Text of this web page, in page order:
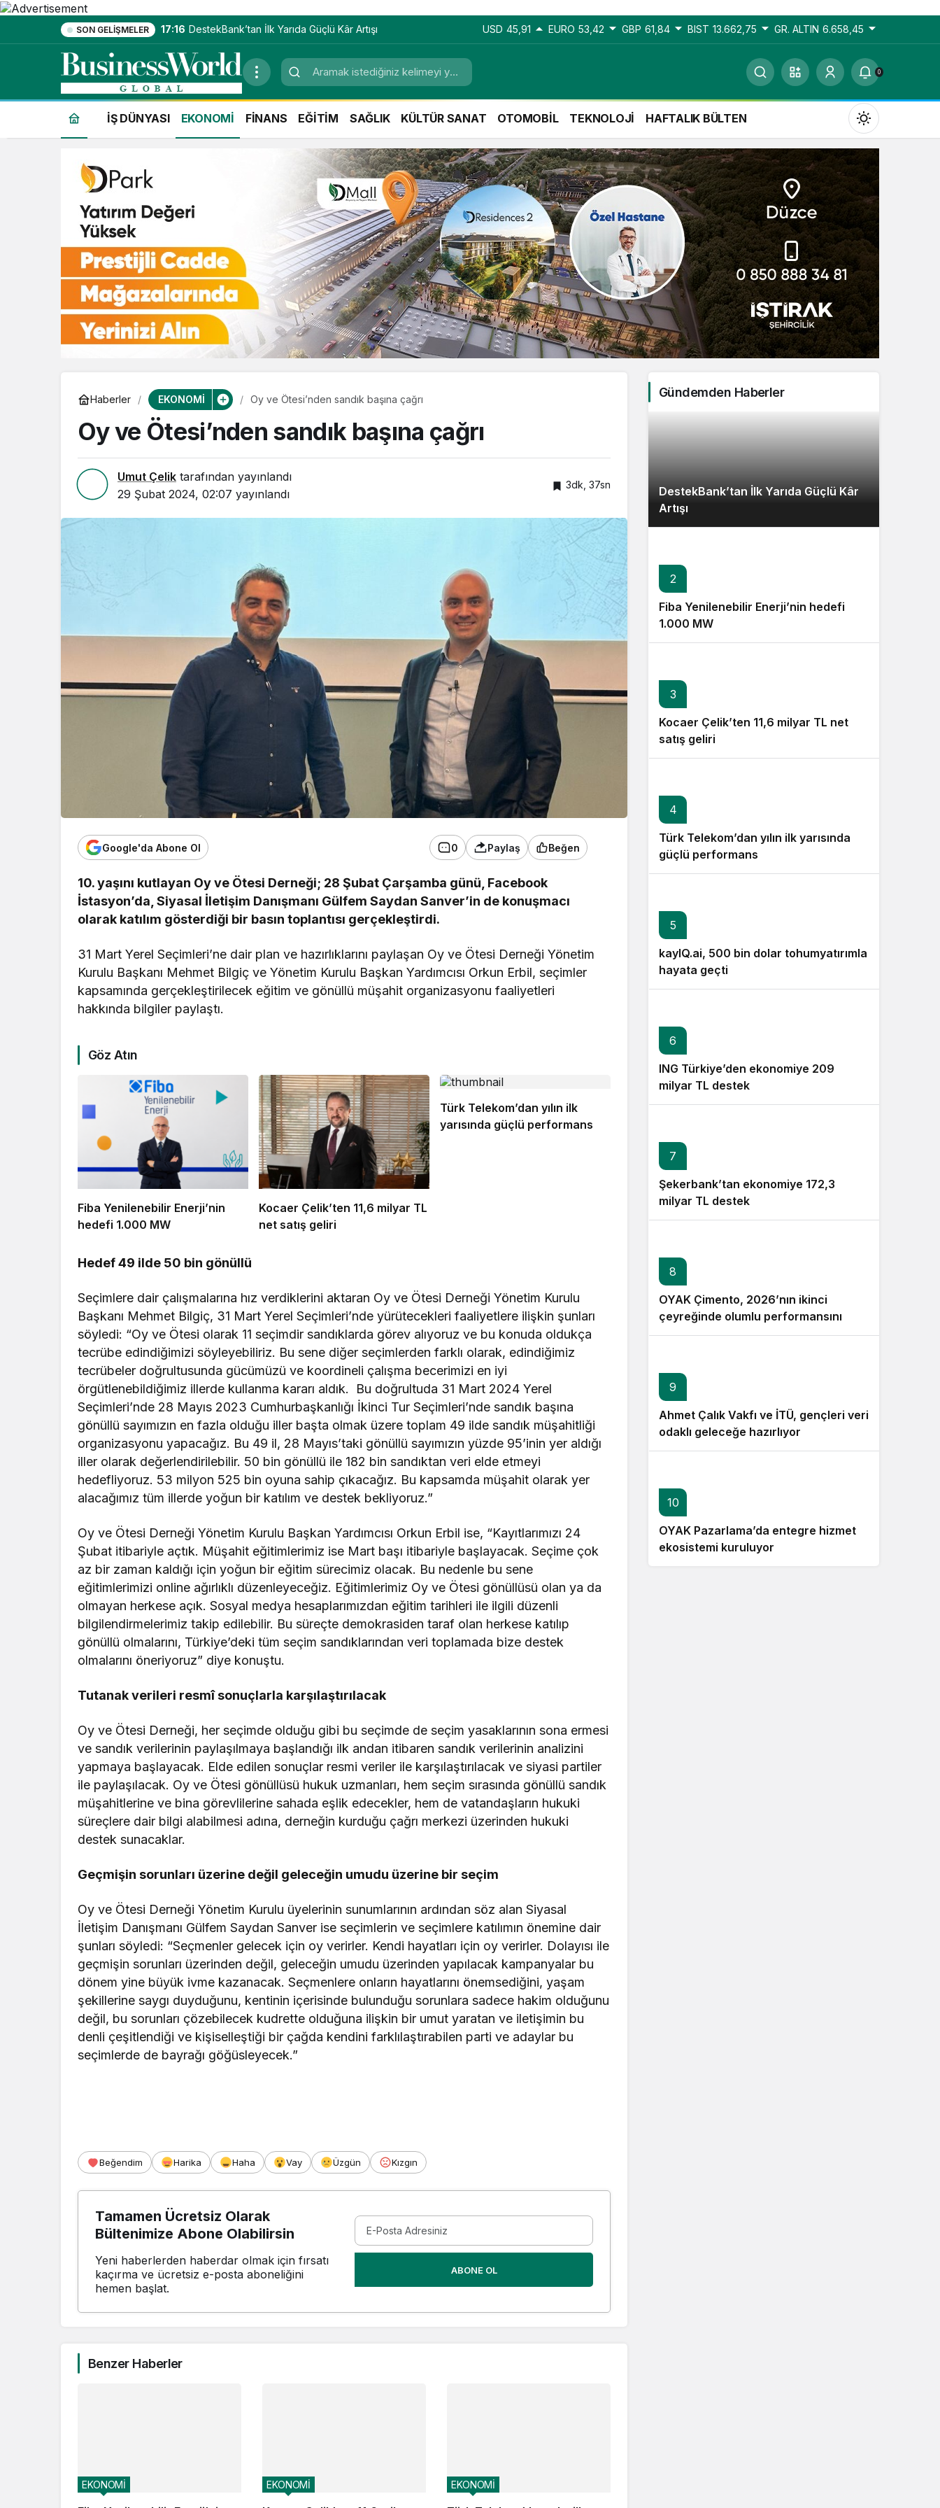
SON GELIŞMELER 17:16 DestekBank’tan İlk Yarıda Güçlü Kâr Artışı USD 45,91 EURO 53,42 GBP 61,84 BIST 13.662,75 GR. ALTIN 6.658,45
0
İŞ DÜNYASI EKONOMİ FİNANS EĞİTİM SAĞLIK KÜLTÜR SANAT OTOMOBİL TEKNOLOJİ HAFTALIK BÜLTEN
Gündüz Modu
Gündüz modunu seçin.
Gece Modu
Gece modunu seçin.
Sistem Modu
Sistem modunu seçin.
Haberler EKONOMİ Oy ve Ötesi’nden sandık başına çağrı
Oy ve Ötesi’nden sandık başına çağrı
Umut Çelik tarafından yayınlandı
29 Şubat 2024, 02:07 yayınlandı
3dk, 37sn
Google'da Abone Ol 0 Paylaş Beğen
10. yaşını kutlayan Oy ve Ötesi Derneği; 28 Şubat Çarşamba günü, Facebook
İstasyon’da, Siyasal İletişim Danışmanı Gülfem Saydan Sanver’in de konuşmacı
olarak katılım gösterdiği bir basın toplantısı gerçekleştirdi.
31 Mart Yerel Seçimleri’ne dair plan ve hazırlıklarını paylaşan Oy ve Ötesi Derneği Yönetim
Kurulu Başkanı Mehmet Bilgiç ve Yönetim Kurulu Başkan Yardımcısı Orkun Erbil, seçimler
kapsamında gerçekleştirilecek eğitim ve gönüllü müşahit organizasyonu faaliyetleri
hakkında bilgiler paylaştı.
Göz Atın
Fiba Yenilenebilir Enerji’nin
hedefi 1.000 MW
Kocaer Çelik’ten 11,6 milyar TL
net satış geliri
Türk Telekom’dan yılın ilk
yarısında güçlü performans
Hedef 49 ilde 50 bin gönüllü
Seçimlere dair çalışmalarına hız verdiklerini aktaran Oy ve Ötesi Derneği Yönetim Kurulu
Başkanı Mehmet Bilgiç, 31 Mart Yerel Seçimleri’nde yürütecekleri faaliyetlere ilişkin şunları
söyledi: “Oy ve Ötesi olarak 11 seçimdir sandıklarda görev alıyoruz ve bu konuda oldukça
tecrübe edindiğimizi söyleyebiliriz. Bu sene diğer seçimlerden farklı olarak, edindiğimiz
tecrübeler doğrultusunda gücümüzü ve koordineli çalışma becerimizi en iyi
örgütlenebildiğimiz illerde kullanma kararı aldık. Bu doğrultuda 31 Mart 2024 Yerel
Seçimleri’nde 28 Mayıs 2023 Cumhurbaşkanlığı İkinci Tur Seçimleri’nde sandık başına
gönüllü sayımızın en fazla olduğu iller başta olmak üzere toplam 49 ilde sandık müşahitliği
organizasyonu yapacağız. Bu 49 il, 28 Mayıs’taki gönüllü sayımızın yüzde 95’inin yer aldığı
iller olarak değerlendirilebilir. 50 bin gönüllü ile 182 bin sandıktan veri elde etmeyi
hedefliyoruz. 53 milyon 525 bin oyuna sahip çıkacağız. Bu kapsamda müşahit olarak yer
alacağımız tüm illerde yoğun bir katılım ve destek bekliyoruz.”
Oy ve Ötesi Derneği Yönetim Kurulu Başkan Yardımcısı Orkun Erbil ise, “Kayıtlarımızı 24
Şubat itibariyle açtık. Müşahit eğitimlerimiz ise Mart başı itibariyle başlayacak. Seçime çok
az bir zaman kaldığı için yoğun bir eğitim sürecimiz olacak. Bu nedenle bu sene
eğitimlerimizi online ağırlıklı düzenleyeceğiz. Eğitimlerimiz Oy ve Ötesi gönüllüsü olan ya da
olmayan herkese açık. Sosyal medya hesaplarımızdan eğitim tarihleri ile ilgili düzenli
bilgilendirmelerimiz takip edilebilir. Bu süreçte demokrasiden taraf olan herkese katılıp
gönüllü olmalarını, Türkiye’deki tüm seçim sandıklarından veri toplamada bize destek
olmalarını öneriyoruz” diye konuştu.
Tutanak verileri resmî sonuçlarla karşılaştırılacak
Oy ve Ötesi Derneği, her seçimde olduğu gibi bu seçimde de seçim yasaklarının sona ermesi
ve sandık verilerinin paylaşılmaya başlandığı ilk andan itibaren sandık verilerinin analizini
yapmaya başlayacak. Elde edilen sonuçlar resmi veriler ile karşılaştırılacak ve siyasi partiler
ile paylaşılacak. Oy ve Ötesi gönüllüsü hukuk uzmanları, hem seçim sırasında gönüllü sandık
müşahitlerine ve bina görevlilerine sahada eşlik edecekler, hem de vatandaşların hukuki
süreçlere dair bilgi alabilmesi adına, derneğin kurduğu çağrı merkezi üzerinden hukuki
destek sunacaklar.
Geçmişin sorunları üzerine değil geleceğin umudu üzerine bir seçim
Oy ve Ötesi Derneği Yönetim Kurulu üyelerinin sunumlarının ardından söz alan Siyasal
İletişim Danışmanı Gülfem Saydan Sanver ise seçimlerin ve seçimlere katılımın önemine dair
şunları söyledi: “Seçmenler gelecek için oy verirler. Kendi hayatları için oy verirler. Dolayısı ile
geçmişin sorunları üzerinden değil, geleceğin umudu üzerinden yapılacak kampanyalar bu
dönem yine büyük ivme kazanacak. Seçmenlere onların hayatlarını önemsediğini, yaşam
şekillerine saygı duyduğunu, kentinin içerisinde bulunduğu sorunlara sadece hakim olduğunu
değil, bu sorunları çözebilecek kudrette olduğuna ilişkin bir umut yaratan ve iletişimin bu
denli çeşitlendiği ve kişiselleştiği bir çağda kendini farklılaştırabilen parti ve adaylar bu
seçimlerde de bayrağı göğüsleyecek.”
Beğendim Harika Haha Vay Üzgün Kızgın
Tamamen Ücretsiz Olarak
Bültenimize Abone Olabilirsin
Yeni haberlerden haberdar olmak için fırsatı
kaçırma ve ücretsiz e-posta aboneliğini
hemen başlat.
ABONE OL
Benzer Haberler
EKONOMİ EKONOMİ EKONOMİ
Gündemden Haberler
DestekBank’tan İlk Yarıda Güçlü Kâr
Artışı
2
Fiba Yenilenebilir Enerji’nin hedefi
1.000 MW
3
Kocaer Çelik’ten 11,6 milyar TL net
satış geliri
4
Türk Telekom’dan yılın ilk yarısında
güçlü performans
5
kayIQ.ai, 500 bin dolar tohumyatırımla
hayata geçti
6
ING Türkiye’den ekonomiye 209
milyar TL destek
7
Şekerbank’tan ekonomiye 172,3
milyar TL destek
8
OYAK Çimento, 2026’nın ikinci
çeyreğinde olumlu performansını
sürdürdü
9
Ahmet Çalık Vakfı ve İTÜ, gençleri veri
odaklı geleceğe hazırlıyor
10
OYAK Pazarlama’da entegre hizmet
ekosistemi kuruluyor